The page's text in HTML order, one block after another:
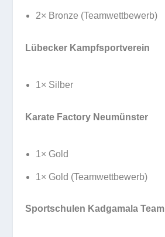
2× Bronze (Teamwettbewerb)
Lübecker Kampfsportverein
1× Silber
Karate Factory Neumünster
1× Gold
1× Gold (Teamwettbewerb)
Sportschulen Kadgamala Team